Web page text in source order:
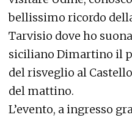
bellissimo ricordo
Tarvisio dove ho
siciliano Dimartino il
del risveglio al
del mattino.
L’evento, a ingresso